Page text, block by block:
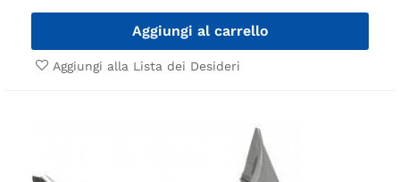
Aggiungi al carrello
Aggiungi alla Lista dei Desideri